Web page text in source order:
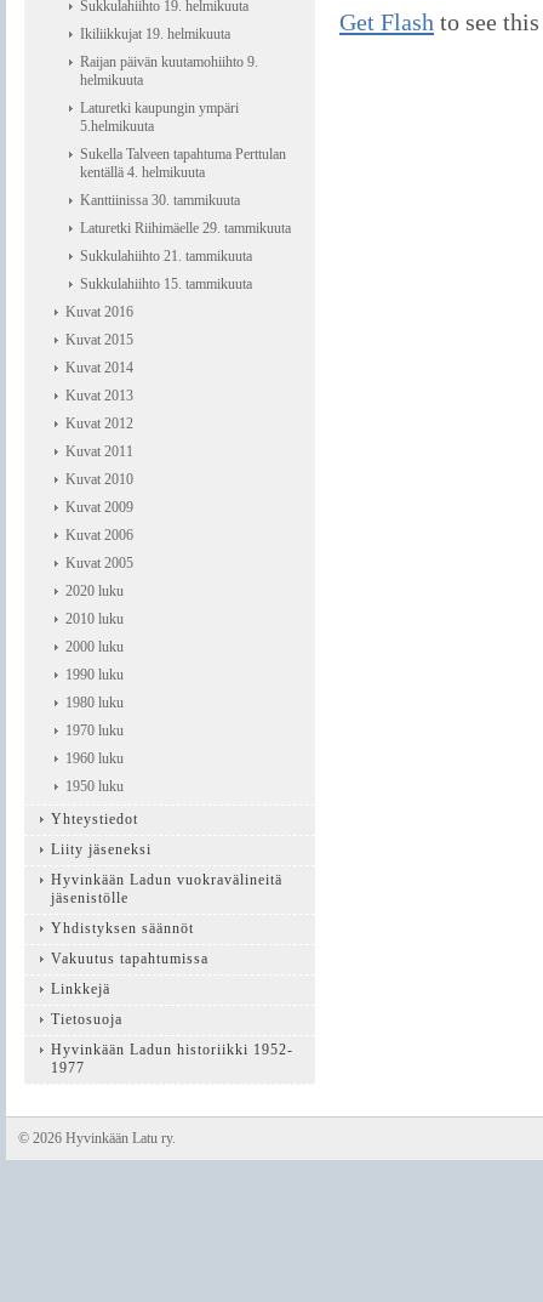
Get Flash to see
Sukkulahiihto 19. helmikuuta
Ikiliikkujat 19. helmikuuta
Raijan päivän kuutamohiihto 9.
helmikuuta
Laturetki kaupungin ympäri
5.helmikuuta
Sukella Talveen tapahtuma Perttulan
kentällä 4. helmikuuta
Kanttiinissa 30. tammikuuta
Laturetki Riihimäelle 29. tammikuuta
Sukkulahiihto 21. tammikuuta
Sukkulahiihto 15. tammikuuta
Kuvat 2016
Kuvat 2015
Kuvat 2014
Kuvat 2013
Kuvat 2012
Kuvat 2011
Kuvat 2010
Kuvat 2009
Kuvat 2006
Kuvat 2005
2020 luku
2010 luku
2000 luku
1990 luku
1980 luku
1970 luku
1960 luku
1950 luku
Yhteystiedot
Liity jäseneksi
Hyvinkään Ladun vuokravälineitä
jäsenistölle
Yhdistyksen säännöt
Vakuutus tapahtumissa
Linkkejä
Tietosuoja
Hyvinkään Ladun historiikki 1952-
1977
© 2026 Hyvinkään Latu ry.